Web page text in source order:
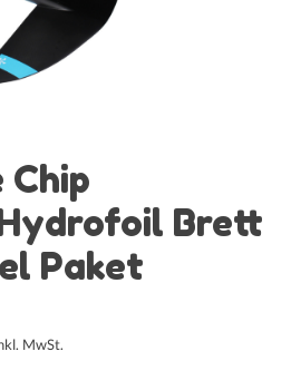
Chip
Brett
Paket
MwSt.